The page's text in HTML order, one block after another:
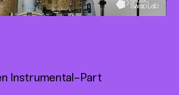
Instrumental-Part